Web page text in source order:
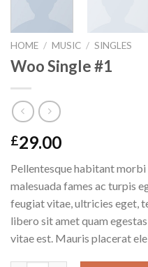
HOME / MUSIC / SINGLES
Woo Single #1
£29.00
Pellentesque habitant
malesuada fames ac turpis
feugiat vitae, ultricies eget,
libero sit amet quam
vitae est. Mauris placerat